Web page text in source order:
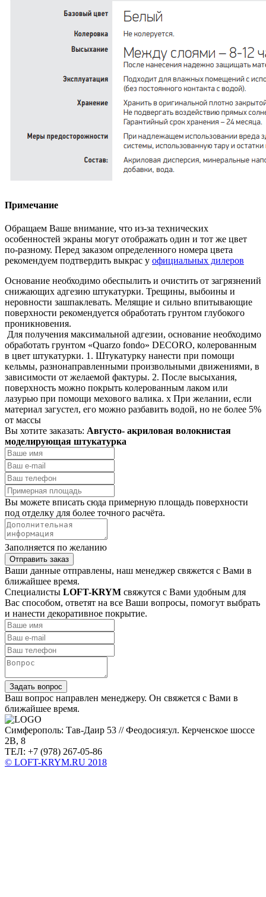
Примечание
Обращаем Ваше внимание, что из-за технических
особенностей экраны могут отображать один и тот же цвет
по-разному. Перед заказом определенного номера цвета
рекомендуем подтвердить выкрас у официальных дилеров
Основание необходимо обеспылить и очистить от загрязнений
снижающих адгезию штукатурки. Трещины, выбоины и
неровности зашпаклевать. Мелящие и сильно впитывающие
поверхности рекомендуется обработать грунтом глубокого
проникновения.
Для получения максимальной адгезии, основание необходимо
обработать грунтом «Quarzo fondo» DECORO, колерованным
в цвет штукатурки. 1. Штукатурку нанести при помощи
кельмы, разнонаправленными произвольными движениями, в
зависимости от желаемой фактуры. 2. После высыхания,
поверхность можно покрыть колерованным лаком или
лазурью при помощи мехового валика. x При желании, если
материал загустел, его можно разбавить водой, но не более 5%
от массы
Вы хотите заказать: Августо- акриловая волокнистая
моделирующая штукатурка
Вы можете вписать сюда примерную площадь поверхности
под отделку для более точного расчёта.
Заполняется по желанию
Отправить заказ
Ваши данные отправлены, наш менеджер свяжется с Вами в
ближайшее время.
Специалисты LOFT-KRYM свяжутся с Вами удобным для
Вас способом, ответят на все Ваши вопросы, помогут выбрать
и нанести декоративное покрытие.
Задать вопрос
Ваш вопрос направлен менеджеру. Он свяжется с Вами в
ближайшее время.
Симферополь: Тав-Даир 53 // Феодосия:ул. Керченское шоссе
2В, 8
ТЕЛ: +7 (978) 267-05-86
© LOFT-KRYM.RU 2018